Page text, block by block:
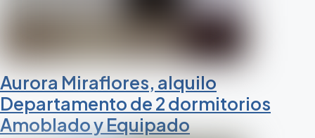
Aurora Miraflores, alquilo
Departamento de 2 dormitorios
Amoblado y Equipado